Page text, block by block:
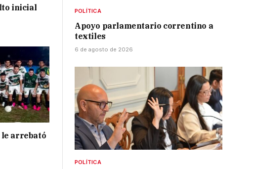
inicial
le arrebató
POLÍTICA
Apoyo parlamentario correntino a
textiles
6 de agosto de 2026
POLÍTICA